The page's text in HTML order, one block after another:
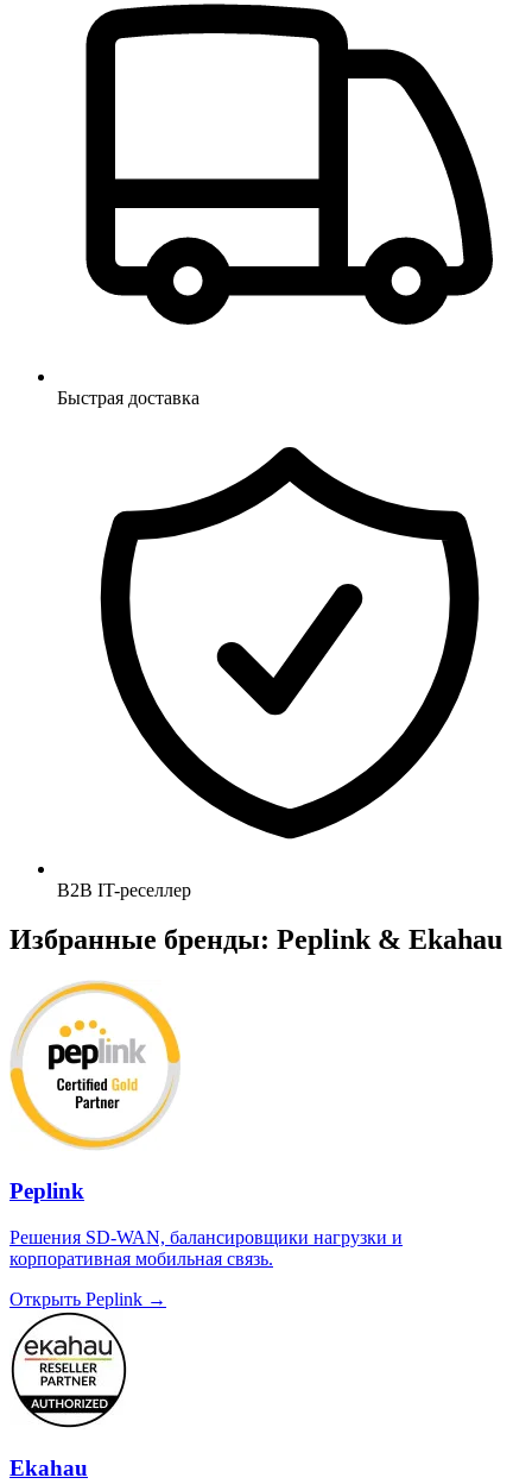
Быстрая доставка
B2B IT-реселлер
Избранные бренды: Peplink & Ekahau
Peplink
Решения SD-WAN, балансировщики нагрузки и
корпоративная мобильная связь.
Открыть Peplink →
Ekahau